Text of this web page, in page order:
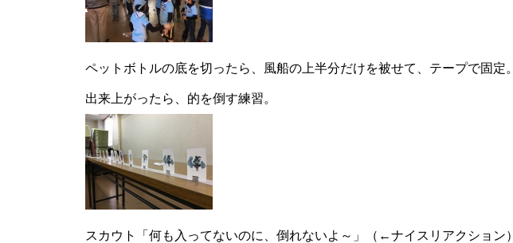
ペットボトルの底を切ったら、風船の上半分だけを被せて、テープで固定。
出来上がったら、的を倒す練習。
スカウト「何も入ってないのに、倒れないよ～」（←ナイスリアクション）